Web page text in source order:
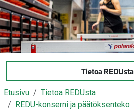
Tietoa REDUsta
Etusivu
Tietoa REDUsta
REDU-konserni ja päätöksenteko